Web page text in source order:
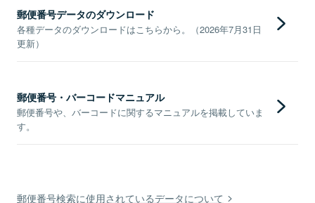
郵便番号データのダウンロード
各種データのダウンロードはこちらから。（2026年7月31日
更新）
郵便番号・バーコードマニュアル
郵便番号や、バーコードに関するマニュアルを掲載していま
す。
郵便番号検索に使用されているデータについて